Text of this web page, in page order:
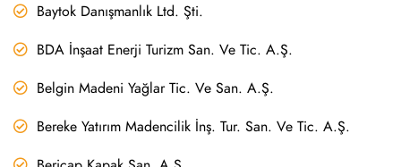
Baytok Danışmanlık Ltd. Şti.
BDA İnşaat Enerji Turizm San. Ve Tic. A.Ş.
Belgin Madeni Yağlar Tic. Ve San. A.Ş.
Bereke Yatırım Madencilik İnş. Tur. San. Ve Tic. A.Ş.